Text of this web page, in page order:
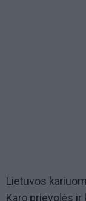
Lietuvos
Karo prievolės